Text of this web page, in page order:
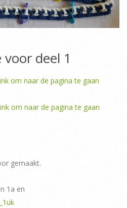
deel 1
om naar de pagina te gaan
om naar de pagina te gaan
gemaakt.
1a en